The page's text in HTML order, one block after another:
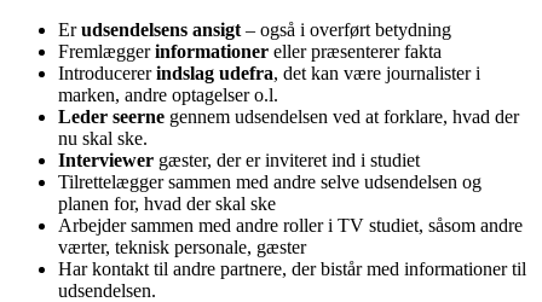
Erudsendelsens ansigt – også i overført betydning
Fremlæggerinformationer eller præsenterer fakta
Introducererindslag udefra, det kan være journalister i
marken, andre optagelser o.l.
Leder seerne gennem udsendelsen ved at forklare, hvad der
nu skal ske.
Interviewer gæster, der er inviteret ind i studiet
Tilrettelægger sammen med andre selve udsendelsen og
planen for, hvad der skal ske
Arbejder sammen med andre roller i TV studiet, såsom andre
værter, teknisk personale, gæster
Har kontakt til andre partnere, der bistår med informationer til
udsendelsen.